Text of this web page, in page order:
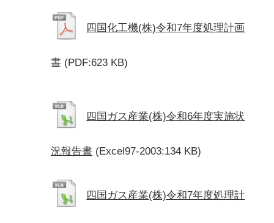
四国化工機(株)令和7年度処理計画
書 (PDF:623 KB)
四国ガス産業(株)令和6年度実施状
況報告書 (Excel97-2003:134 KB)
四国ガス産業(株)令和7年度処理計